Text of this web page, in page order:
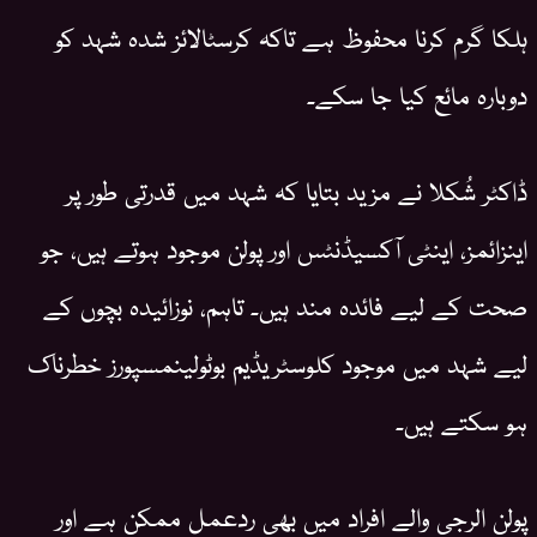
ہلکا گرم کرنا محفوظ ہے تاکہ کرسٹالائز شدہ شہد کو
دوبارہ مائع کیا جا سکے۔
ڈاکٹر شُکلا نے مزید بتایا کہ شہد میں قدرتی طور پر
اینزائمز، اینٹی آکسیڈنٹس اور پولن موجود ہوتے ہیں، جو
صحت کے لیے فائدہ مند ہیں۔ تاہم، نوزائیدہ بچوں کے
لیے شہد میں موجود کلوسٹریڈیم بوٹولینمسپورز خطرناک
ہو سکتے ہیں۔
پولن الرجی والے افراد میں بھی ردعمل ممکن ہے اور